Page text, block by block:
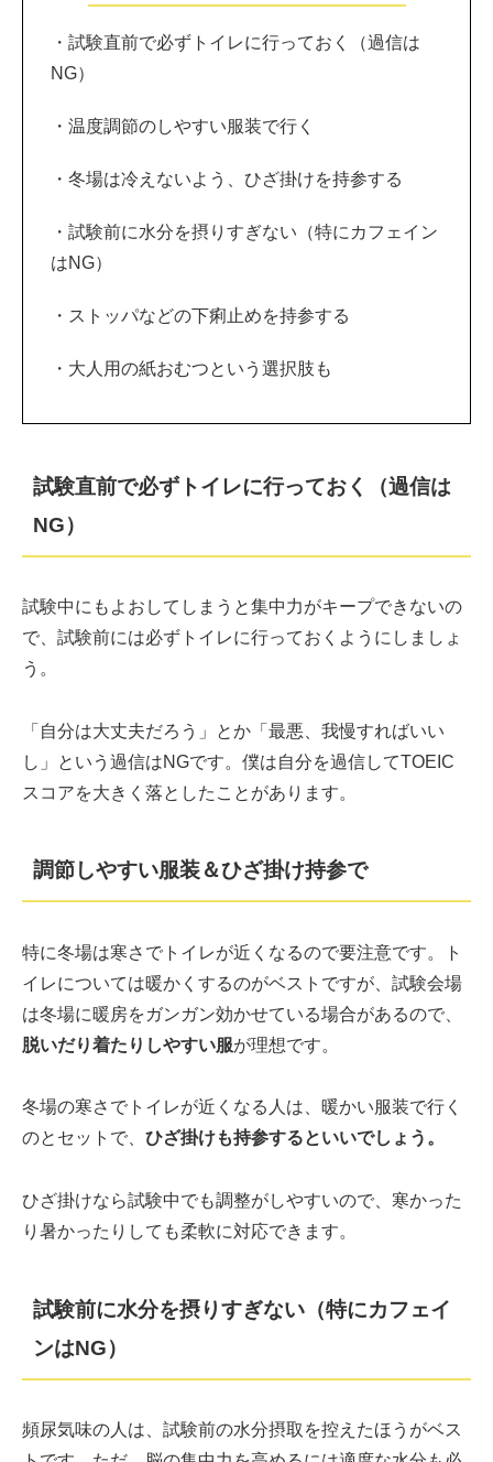
・試験直前で必ずトイレに行っておく（過信は
NG）
・温度調節のしやすい服装で行く
・冬場は冷えないよう、ひざ掛けを持参する
・試験前に水分を摂りすぎない（特にカフェイン
はNG）
・ストッパなどの下痢止めを持参する
・大人用の紙おむつという選択肢も
試験直前で必ずトイレに行っておく（過信は
NG）
試験中にもよおしてしまうと集中力がキープできないの
で、試験前には必ずトイレに行っておくようにしましょ
う。
「自分は大丈夫だろう」とか「最悪、我慢すればいい
し」という過信はNGです。僕は自分を過信してTOEIC
スコアを大きく落としたことがあります。
調節しやすい服装＆ひざ掛け持参で
特に冬場は寒さでトイレが近くなるので要注意です。ト
イレについては暖かくするのがベストですが、試験会場
は冬場に暖房をガンガン効かせている場合があるので、
脱いだり着たりしやすい服が理想です。
冬場の寒さでトイレが近くなる人は、暖かい服装で行く
のとセットで、 ひざ掛けも持参するといいでしょう。
ひざ掛けなら試験中でも調整がしやすいので、寒かった
り暑かったりしても柔軟に対応できます。
試験前に水分を摂りすぎない（特にカフェイ
ンはNG）
頻尿気味の人は、試験前の水分摂取を控えたほうがベス